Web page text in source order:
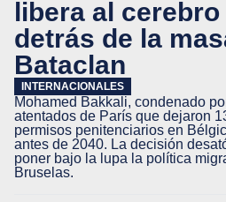
libera al
detrás de la
Bataclan
INTERNACIONALES
Mohamed Bakkali, condenado
atentados de París que dejaron
permisos penitenciarios en
antes de 2040. La decisión
poner bajo la lupa la política
Bruselas.